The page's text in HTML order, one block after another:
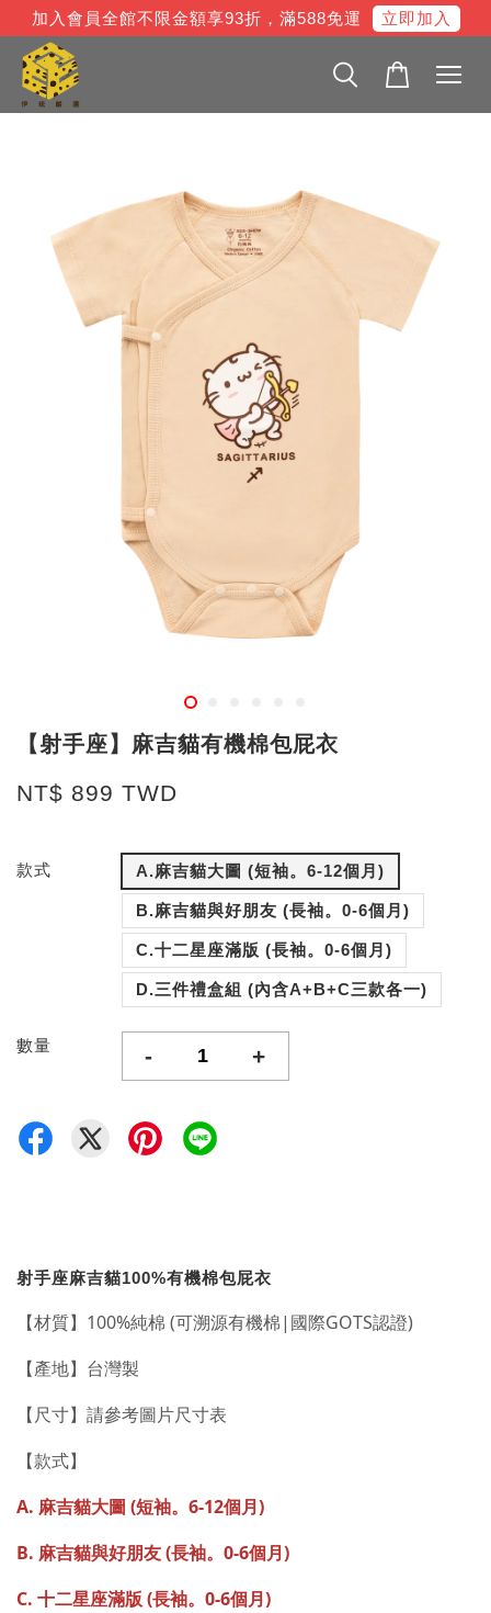
加入會員全館不限金額享93折，滿588免運 立即加入
【射手座】麻吉貓有機棉包屁衣
NT$ 899 TWD
款式 A.麻吉貓大圖 (短袖。6-12個月)
B.麻吉貓與好朋友 (長袖。0-6個月)
C.十二星座滿版 (長袖。0-6個月)
D.三件禮盒組 (內含A+B+C三款各一)
數量 - +
射手座麻吉貓100%有機棉包屁衣
【材質】 100%純棉 (可溯源有機棉|國際GOTS認證)
【產地】台灣製
【尺寸】請參考圖片尺寸表
【款式】
A. 麻吉貓大圖 (短袖。6-12個月)
B. 麻吉貓與好朋友 (長袖。0-6個月)
C. 十二星座滿版 (長袖。0-6個月)